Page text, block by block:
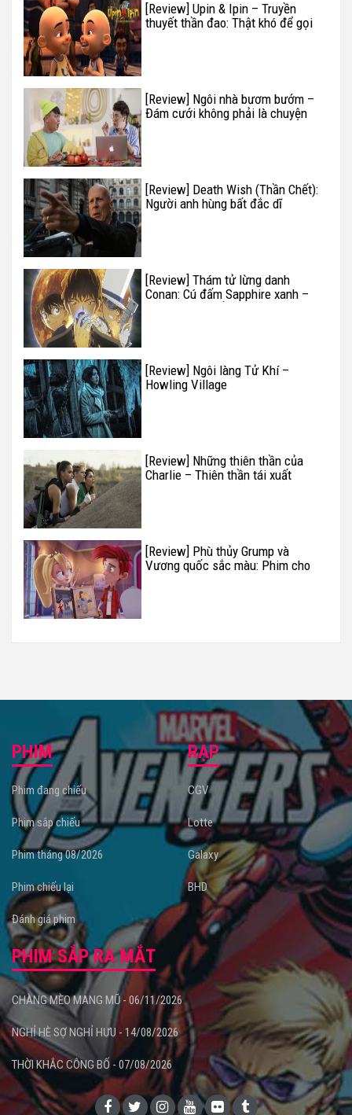
[Review] Upin & Ipin – Truyền
thuyết thần đao: Thật khó để gọi
[Review] Ngôi nhà bươm bướm –
Đám cưới không phải là chuyện
[Review] Death Wish (Thần Chết):
Người anh hùng bất đắc dĩ
[Review] Thám tử lừng danh
Conan: Cú đấm Sapphire xanh –
[Review] Ngôi làng Tử Khí –
Howling Village
[Review] Những thiên thần của
Charlie – Thiên thần tái xuất
[Review] Phù thủy Grump và
Vương quốc sắc màu: Phim cho
PHIM
Phim đang chiếu
Phim sắp chiếu
Phim tháng 08/2026
Phim chiếu lại
Đánh giá phim
RẠP
CGV
Lotte
Galaxy
BHD
PHIM SẮP RA MẮT
CHÀNG MÈO MANG MŨ - 06/11/2026
NGHỈ HÈ SỢ NGHỈ HƯU - 14/08/2026
THỜI KHẮC CÔNG BỐ - 07/08/2026